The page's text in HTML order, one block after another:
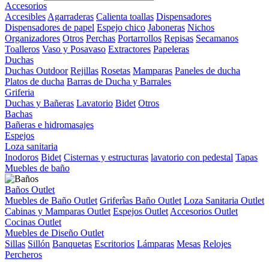
Accesorios
Accesibles Agarraderas Calienta toallas Dispensadores
Dispensadores de papel Espejo chico Jaboneras Nichos
Organizadores Otros Perchas Portarrollos Repisas Secamanos
Toalleros Vaso y Posavaso Extractores Papeleras
Duchas
Duchas Outdoor Rejillas Rosetas Mamparas Paneles de ducha
Platos de ducha Barras de Ducha y Barrales
Griferia
Duchas y Bañeras Lavatorio Bidet Otros
Bachas
Bañeras e hidromasajes
Espejos
Loza sanitaria
Inodoros Bidet Cisternas y estructuras lavatorio con pedestal Tapas
Muebles de baño
Baños Outlet
Muebles de Baño Outlet Griferîas Baño Outlet Loza Sanitaria Outlet
Cabinas y Mamparas Outlet Espejos Outlet Accesorios Outlet
Cocinas Outlet
Muebles de Diseño Outlet
Sillas Sillón Banquetas Escritorios Lámparas Mesas Relojes
Percheros